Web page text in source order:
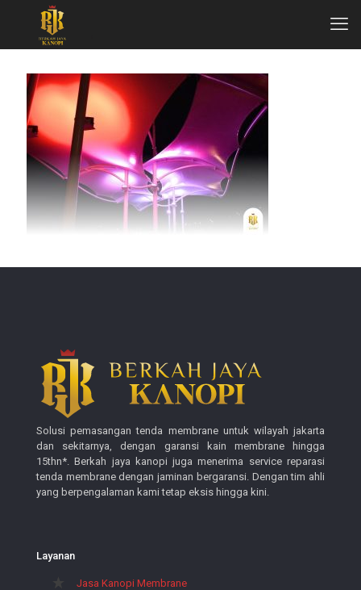
Solusi pemasangan tenda membrane untuk wilayah jakarta
dan sekitarnya, dengan garansi kain membrane hingga
15thn*. Berkah jaya kanopi juga menerima service reparasi
tenda membrane dengan jaminan bergaransi. Dengan tim ahli
yang berpengalaman kami tetap eksis hingga kini.
Layanan
Jasa Kanopi Membrane